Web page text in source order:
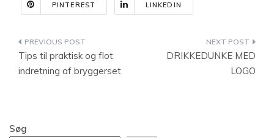
PINTEREST LINKEDIN
Indlægsnavigation
Tips til praktisk og flot
indretning af bryggerset
DRIKKEDUNKE MED
LOGO
Søg